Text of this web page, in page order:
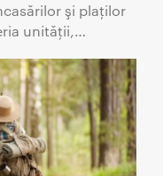
şi plaţilor
unităţii,…